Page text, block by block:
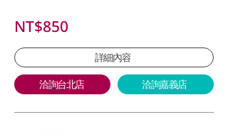
NT$850
詳細內容
洽詢台北店 洽詢嘉義店